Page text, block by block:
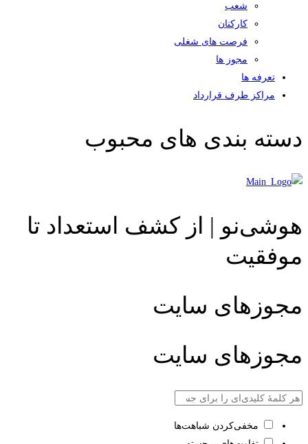
شعب
کارکنان
فرصت های شغلی
مجوز ها
تعرفه ها
مراکز طرف قرارداد
دسته بندی های محبوب
هوشی‌نو | از کشف استعداد تا
موفقیت
مجوزهای سایت
مجوزهای سایت
مخفی‌کردن شباهت‌ها